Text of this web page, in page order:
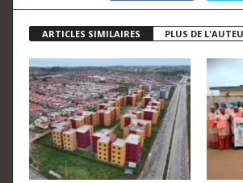
ARTICLES SIMILAIRES PLUS DE